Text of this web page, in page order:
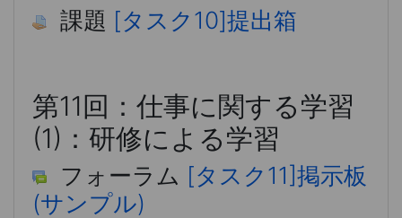
課題 [タスク10]提出箱
第11回：仕事に関する学習
(1)：研修による学習
フォーラム [タスク11]掲示板
(サンプル)